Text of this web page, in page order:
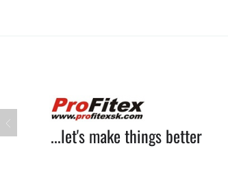
...let's make things better